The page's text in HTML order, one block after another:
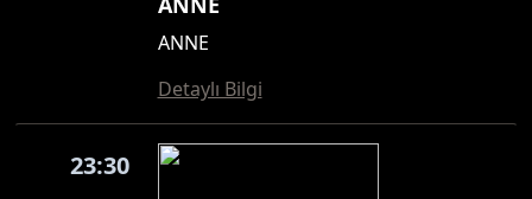
ANNE
Detaylı Bilgi
23:30